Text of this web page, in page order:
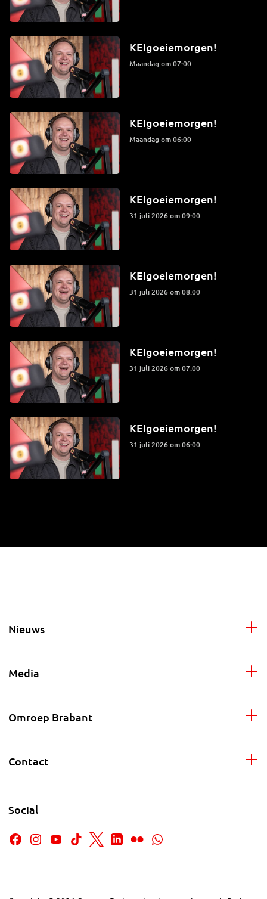
KEIgoeiemorgen!
maandag om 07:00
KEIgoeiemorgen!
maandag om 06:00
KEIgoeiemorgen!
31 juli 2026 om 09:00
KEIgoeiemorgen!
31 juli 2026 om 08:00
KEIgoeiemorgen!
31 juli 2026 om 07:00
KEIgoeiemorgen!
31 juli 2026 om 06:00
Nieuws
Media
Omroep Brabant
Contact
Social